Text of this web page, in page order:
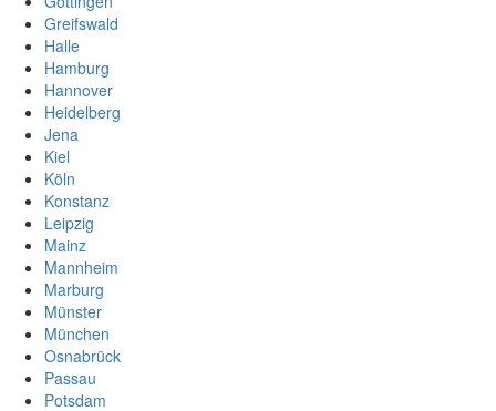
Greifswald
Halle
Hamburg
Hannover
Heidelberg
Jena
Kiel
Köln
Konstanz
Leipzig
Mainz
Mannheim
Marburg
Münster
München
Osnabrück
Passau
Potsdam